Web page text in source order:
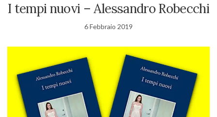
I tempi nuovi – Alessandro Robecchi
6 Febbraio 2019